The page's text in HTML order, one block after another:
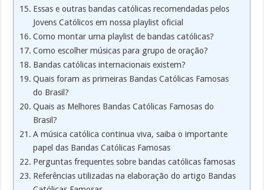
Essas e outras bandas católicas recomendadas pelos
Jovens Católicos em nossa playlist oficial
Como montar uma playlist de bandas católicas?
Como escolher músicas para grupo de oração?
Bandas católicas internacionais existem?
Quais foram as primeiras Bandas Católicas Famosas
do Brasil?
Quais as Melhores Bandas Católicas Famosas do
Brasil?
A música católica continua viva, saiba o importante
papel das Bandas Católicas Famosas
Perguntas frequentes sobre bandas católicas famosas
Referências utilizadas na elaboração do artigo Bandas